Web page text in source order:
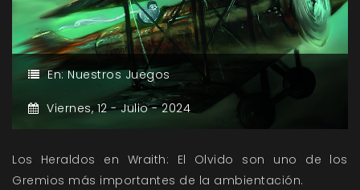
En:Nuestros Juegos
Viernes,12 -Julio -2024
Los Heraldos en Wraith: El Olvido son uno de los
Gremios más importantes de la ambientación.